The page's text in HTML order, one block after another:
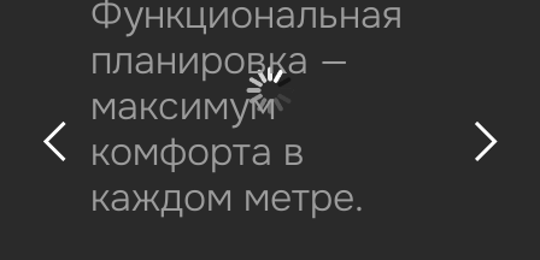
Функциональная
планировка —
максимум
комфорта в
каждом метре.